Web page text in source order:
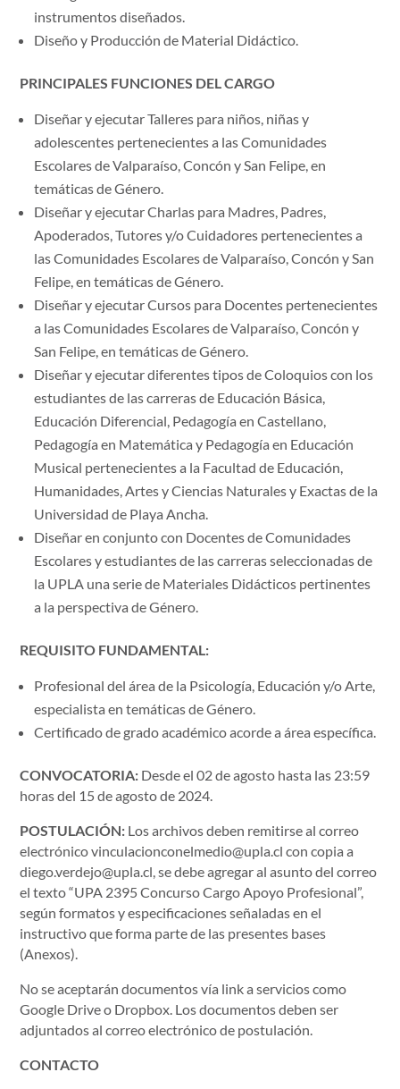
instrumentos diseñados.
Diseño y Producción de Material Didáctico.
PRINCIPALES FUNCIONES DEL CARGO
Diseñar y ejecutar Talleres para niños, niñas y
adolescentes pertenecientes a las Comunidades
Escolares de Valparaíso, Concón y San Felipe, en
temáticas de Género.
Diseñar y ejecutar Charlas para Madres, Padres,
Apoderados, Tutores y/o Cuidadores pertenecientes a
las Comunidades Escolares de Valparaíso, Concón y San
Felipe, en temáticas de Género.
Diseñar y ejecutar Cursos para Docentes pertenecientes
a las Comunidades Escolares de Valparaíso, Concón y
San Felipe, en temáticas de Género.
Diseñar y ejecutar diferentes tipos de Coloquios con los
estudiantes de las carreras de Educación Básica,
Educación Diferencial, Pedagogía en Castellano,
Pedagogía en Matemática y Pedagogía en Educación
Musical pertenecientes a la Facultad de Educación,
Humanidades, Artes y Ciencias Naturales y Exactas de la
Universidad de Playa Ancha.
Diseñar en conjunto con Docentes de Comunidades
Escolares y estudiantes de las carreras seleccionadas de
la UPLA una serie de Materiales Didácticos pertinentes
a la perspectiva de Género.
REQUISITO FUNDAMENTAL:
Profesional del área de la Psicología, Educación y/o Arte,
especialista en temáticas de Género.
Certificado de grado académico acorde a área específica.
CONVOCATORIA: Desde el 02 de agosto hasta las 23:59
horas del 15 de agosto de 2024.
POSTULACIÓN: Los archivos deben remitirse al correo
electrónico vinculacionconelmedio@upla.cl con copia a
diego.verdejo@upla.cl, se debe agregar al asunto del correo
el texto “UPA 2395 Concurso Cargo Apoyo Profesional”,
según formatos y especificaciones señaladas en el
instructivo que forma parte de las presentes bases
(Anexos).
No se aceptarán documentos vía link a servicios como
Google Drive o Dropbox. Los documentos deben ser
adjuntados al correo electrónico de postulación.
CONTACTO